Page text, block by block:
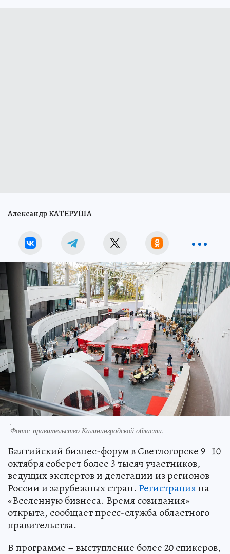
Александр КАТЕРУША
.
Фото: правительство Калининградской области.
Балтийский бизнес-форум в Светлогорске 9–10
октября соберет более 3 тысяч участников,
ведущих экспертов и делегации из регионов
России и зарубежных стран. Регистрацияна
«Вселенную бизнеса. Время созидания»
открыта, сообщает пресс-служба областного
правительства.
В программе – выступление более 20 спикеров,